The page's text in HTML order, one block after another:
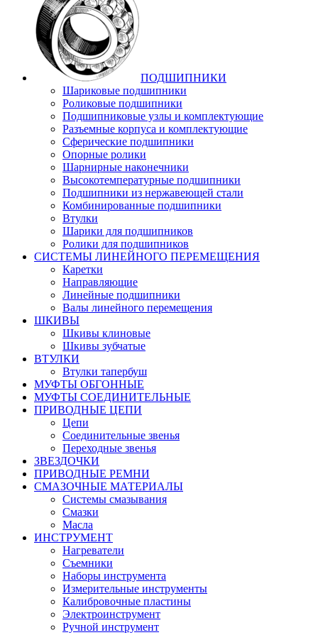
ПОДШИПНИКИ
Шариковые подшипники
Роликовые подшипники
Подшипниковые узлы и комплектующие
Разъемные корпуса и комплектующие
Сферические подшипники
Опорные ролики
Шарнирные наконечники
Высокотемпературные подшипники
Подшипники из нержавеющей стали
Комбинированные подшипники
Втулки
Шарики для подшипников
Ролики для подшипников
СИСТЕМЫ ЛИНЕЙНОГО ПЕРЕМЕЩЕНИЯ
Каретки
Направляющие
Линейные подшипники
Валы линейного перемещения
ШКИВЫ
Шкивы клиновые
Шкивы зубчатые
ВТУЛКИ
Втулки тапербуш
МУФТЫ ОБГОННЫЕ
МУФТЫ СОЕДИНИТЕЛЬНЫЕ
ПРИВОДНЫЕ ЦЕПИ
Цепи
Соединительные звенья
Переходные звенья
ЗВЕЗДОЧКИ
ПРИВОДНЫЕ РЕМНИ
СМАЗОЧНЫЕ МАТЕРИАЛЫ
Системы смазывания
Смазки
Масла
ИНСТРУМЕНТ
Нагреватели
Съемники
Наборы инструмента
Измерительные инструменты
Калибровочные пластины
Электроинструмент
Ручной инструмент